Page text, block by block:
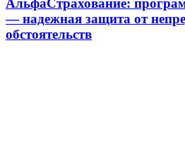
АльфаСтрахование:
— надежная защита от
обстоятельств